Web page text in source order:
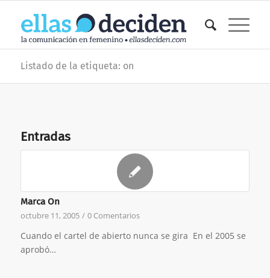
Listado de la etiqueta: on
Entradas
Marca On
octubre 11, 2005 / 0 Comentarios
Cuando el cartel de abierto nunca se gira En el 2005 se
aprobó…